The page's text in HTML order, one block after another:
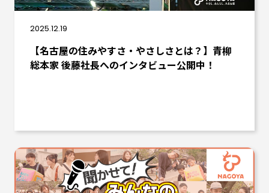
2025.12.19
【名古屋の住みやすさ・やさしさとは？】青柳
総本家 後藤社長へのインタビュー公開中！